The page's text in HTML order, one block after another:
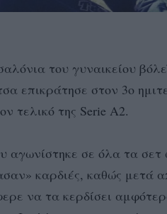
του γυναικείου
επικράτησε στον 3ο
τελικό της Serie A2.
αγωνίστηκε σε όλα τα
καρδιές, καθώς μετά
να τα κερδίσει